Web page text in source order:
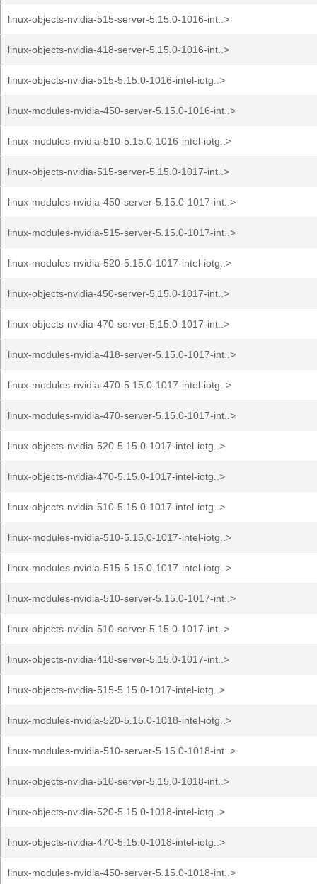
linux-objects-nvidia-515-server-5.15.0-1016-int..>
linux-objects-nvidia-418-server-5.15.0-1016-int..>
linux-objects-nvidia-515-5.15.0-1016-intel-iotg..>
linux-modules-nvidia-450-server-5.15.0-1016-int..>
linux-modules-nvidia-510-5.15.0-1016-intel-iotg..>
linux-objects-nvidia-515-server-5.15.0-1017-int..>
linux-modules-nvidia-450-server-5.15.0-1017-int..>
linux-modules-nvidia-515-server-5.15.0-1017-int..>
linux-modules-nvidia-520-5.15.0-1017-intel-iotg..>
linux-objects-nvidia-450-server-5.15.0-1017-int..>
linux-objects-nvidia-470-server-5.15.0-1017-int..>
linux-modules-nvidia-418-server-5.15.0-1017-int..>
linux-modules-nvidia-470-5.15.0-1017-intel-iotg..>
linux-modules-nvidia-470-server-5.15.0-1017-int..>
linux-objects-nvidia-520-5.15.0-1017-intel-iotg..>
linux-objects-nvidia-470-5.15.0-1017-intel-iotg..>
linux-objects-nvidia-510-5.15.0-1017-intel-iotg..>
linux-modules-nvidia-510-5.15.0-1017-intel-iotg..>
linux-modules-nvidia-515-5.15.0-1017-intel-iotg..>
linux-modules-nvidia-510-server-5.15.0-1017-int..>
linux-objects-nvidia-510-server-5.15.0-1017-int..>
linux-objects-nvidia-418-server-5.15.0-1017-int..>
linux-objects-nvidia-515-5.15.0-1017-intel-iotg..>
linux-modules-nvidia-520-5.15.0-1018-intel-iotg..>
linux-modules-nvidia-510-server-5.15.0-1018-int..>
linux-objects-nvidia-510-server-5.15.0-1018-int..>
linux-objects-nvidia-520-5.15.0-1018-intel-iotg..>
linux-objects-nvidia-470-5.15.0-1018-intel-iotg..>
linux-modules-nvidia-450-server-5.15.0-1018-int..>